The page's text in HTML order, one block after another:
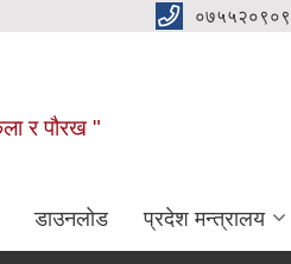
र पौरख "
डाउनलोड प्रदेश मन्त्रालय